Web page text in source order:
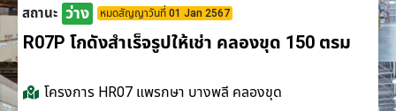
สถานะ ว่าง หมดสัญญาวันที่ 01 Jan 2567
R07P โกดังสำเร็จรูปให้เช่า คลองขุด 150 ตรม
โครงการ HR07 แพรกษา บางพลี คลองขุด